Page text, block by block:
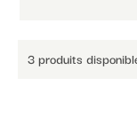
3 produits